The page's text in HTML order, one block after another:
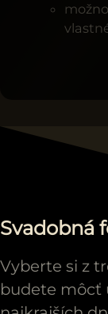
Svadobná
Vyberte si z
budete môcť